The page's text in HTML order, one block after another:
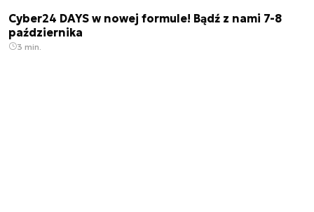
Cyber24 DAYS w nowej formule! Bądź z nami 7-8
października
3 min.